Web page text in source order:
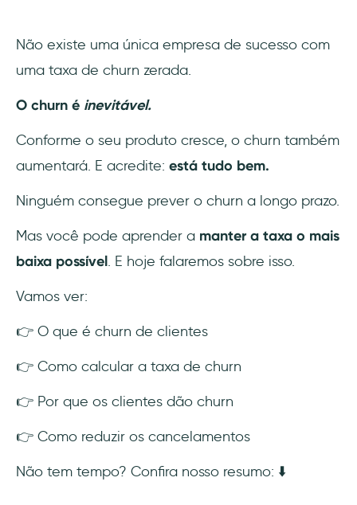
3- Expectativas infladas
4- Atendimento ao cliente ruim
5- Um concorrente mais convincente
clientes
certas
3- Segmente os usuários de acordo com seu
4- Revise a experiência do cliente
5- Desenvolva um processo de onboarding
Não existe uma única empresa de sucesso com
uma taxa de churn zerada.
O churn é inevitável.
Conforme o seu produto cresce, o churn também
aumentará. E acredite: está tudo bem.
Ninguém consegue prever o churn a longo prazo.
Mas você pode aprender a manter a taxa o mais
baixa possível. E hoje falaremos sobre isso.
Vamos ver:
👉 O que é churn de clientes
👉 Como calcular a taxa de churn
👉 Por que os clientes dão churn
👉 Como reduzir os cancelamentos
Não tem tempo? Confira nosso resumo: ⬇️